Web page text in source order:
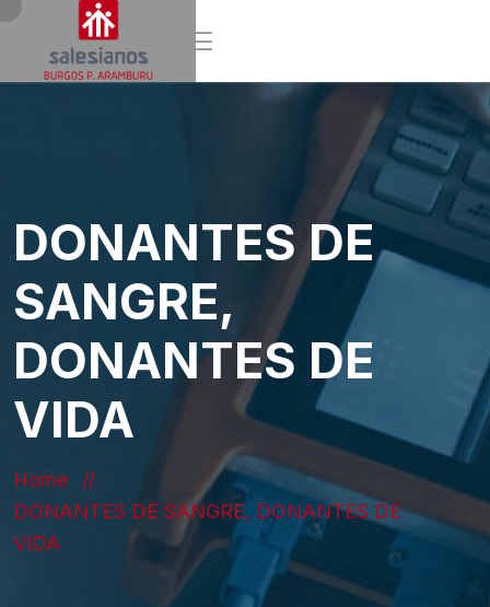
DONANTES DE
SANGRE,
DONANTES DE
VIDA
Home
DONANTES DE SANGRE, DONANTES DE
VIDA